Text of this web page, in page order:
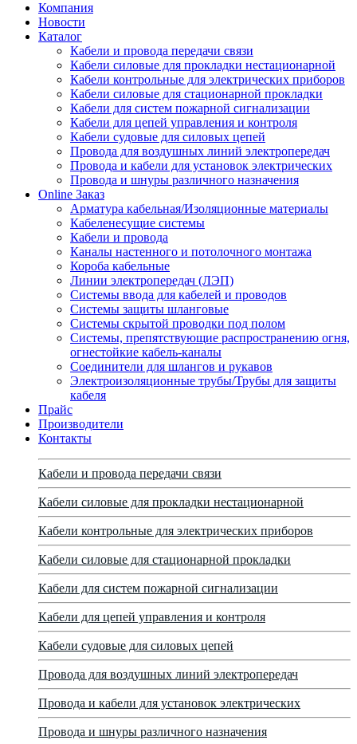
Компания
Новости
Каталог
Кабели и провода передачи связи
Кабели силовые для прокладки нестационарной
Кабели контрольные для электрических приборов
Кабели силовые для стационарной прокладки
Кабели для систем пожарной сигнализации
Кабели для цепей управления и контроля
Кабели судовые для силовых цепей
Провода для воздушных линий электропередач
Провода и кабели для установок электрических
Провода и шнуры различного назначения
Online Заказ
Арматура кабельная/Изоляционные материалы
Кабеленесущие системы
Кабели и провода
Каналы настенного и потолочного монтажа
Короба кабельные
Линии электропередач (ЛЭП)
Системы ввода для кабелей и проводов
Системы защиты шланговые
Системы скрытой проводки под полом
Системы, препятствующие распространению огня,
огнестойкие кабель-каналы
Соединители для шлангов и рукавов
Электроизоляционные трубы/Трубы для защиты
кабеля
Прайс
Производители
Контакты
Кабели и провода передачи связи
Кабели силовые для прокладки нестационарной
Кабели контрольные для электрических приборов
Кабели силовые для стационарной прокладки
Кабели для систем пожарной сигнализации
Кабели для цепей управления и контроля
Кабели судовые для силовых цепей
Провода для воздушных линий электропередач
Провода и кабели для установок электрических
Провода и шнуры различного назначения